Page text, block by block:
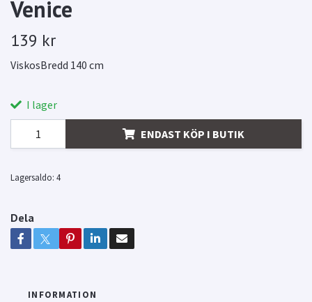
Venice
139 kr
ViskosBredd 140 cm
I lager
ENDAST KÖP I BUTIK
Lagersaldo: 4
Dela
INFORMATION